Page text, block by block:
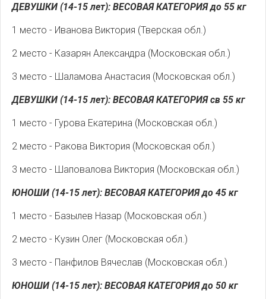
ДЕВУШКИ (14-15 лет): ВЕСОВАЯ КАТЕГОРИЯ до 55 кг
1 место - Иванова Виктория (Тверская обл.)
2 место - Казарян Александра (Московская обл.)
3 место - Шаламова Анастасия (Московская обл.)
ДЕВУШКИ (14-15 лет): ВЕСОВАЯ КАТЕГОРИЯ св 55 кг
1 место - Гурова Екатерина (Московская обл.)
2 место - Ракова Виктория (Московская обл.)
3 место - Шаповалова Виктория (Московская обл.)
ЮНОШИ (14-15 лет): ВЕСОВАЯ КАТЕГОРИЯ до 45 кг
1 место - Базылев Назар (Московская обл.)
2 место - Кузин Олег (Московская обл.)
3 место - Панфилов Вячеслав (Московская обл.)
ЮНОШИ (14-15 лет): ВЕСОВАЯ КАТЕГОРИЯ до 50 кг